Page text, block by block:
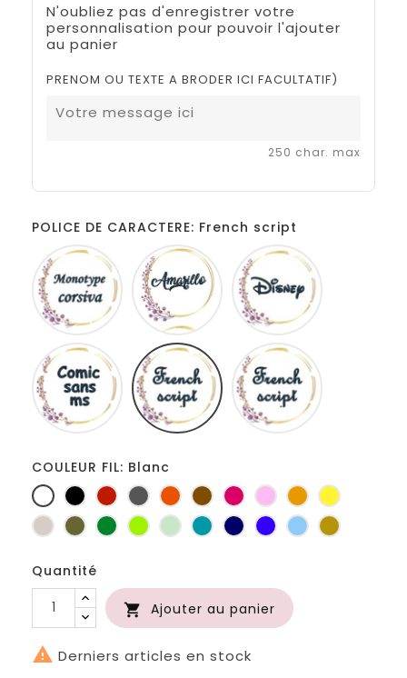
N'oubliez pas d'enregistrer votre
personnalisation pour pouvoir l'ajouter
au panier
PRENOM OU TEXTE A BRODER ICI FACULTATIF)
250 char. max
POLICE DE CARACTERE: French script
Monotype
corsiva
Amarillo
Comic
sans
ms
French
script
COULEUR FIL: Blanc
BlancNoir RougeGris
foncé
OrangeMarronFuchsia
RoseJaune
d'or
jaune
FicelleKaki Vert
bouteille
Anis Vert
d'eau
Turquoise
MarineBleu
roi
Bleu
clair
Or
Quantité
 Ajouter au panier
 Derniers articles en stock